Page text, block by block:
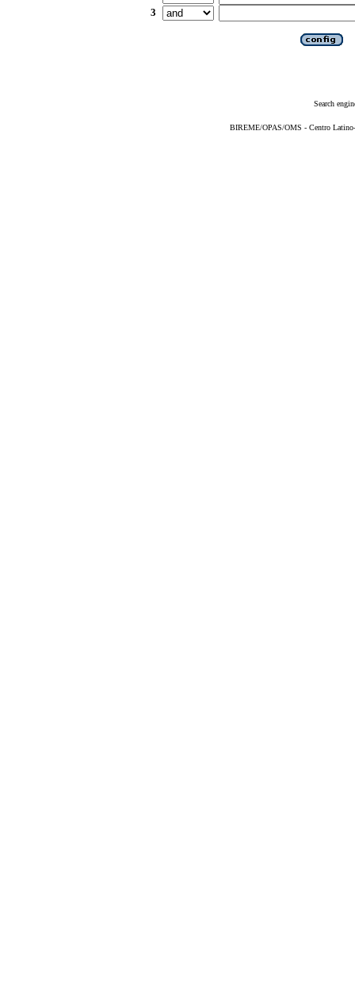
3
Search
BIREME/OPAS/OMS - Centro Latino-